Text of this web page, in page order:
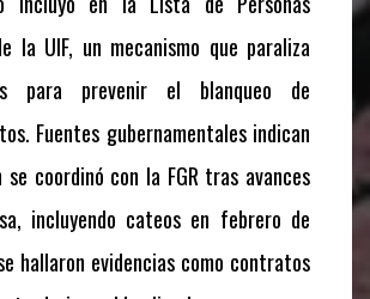
la UIF, un mecanismo que paraliza
para prevenir el blanqueo de
Fuentes gubernamentales indican
se coordinó con la FGR tras avances
incluyendo cateos en febrero de
hallaron evidencias como contratos